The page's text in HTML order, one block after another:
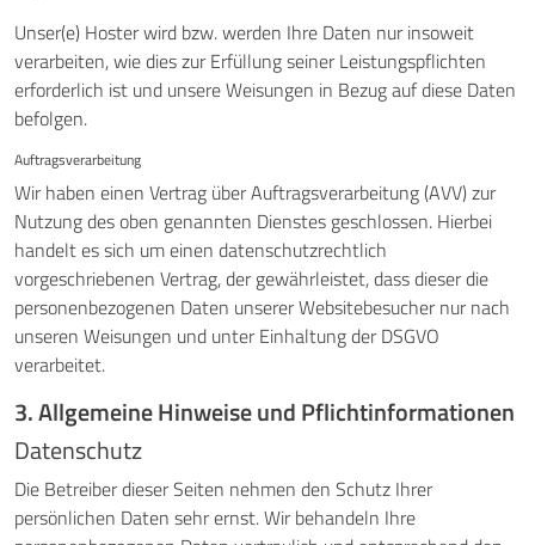
Unser(e) Hoster wird bzw. werden Ihre Daten nur insoweit
verarbeiten, wie dies zur Erfüllung seiner Leistungspflichten
erforderlich ist und unsere Weisungen in Bezug auf diese Daten
befolgen.
Auftragsverarbeitung
Wir haben einen Vertrag über Auftragsverarbeitung (AVV) zur
Nutzung des oben genannten Dienstes geschlossen. Hierbei
handelt es sich um einen datenschutzrechtlich
vorgeschriebenen Vertrag, der gewährleistet, dass dieser die
personenbezogenen Daten unserer Websitebesucher nur nach
unseren Weisungen und unter Einhaltung der DSGVO
verarbeitet.
3. Allgemeine Hinweise und Pflicht­informationen
Datenschutz
Die Betreiber dieser Seiten nehmen den Schutz Ihrer
persönlichen Daten sehr ernst. Wir behandeln Ihre